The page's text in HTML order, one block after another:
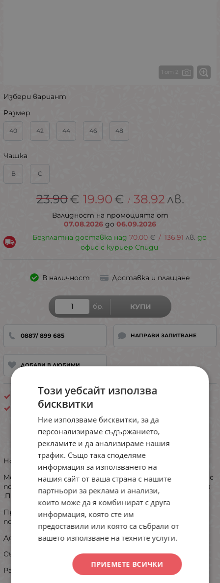
1 от 2
Избери вариант
Размер
40 42 44 46 48
Чашка
В С
23.90€ 19.90 € / 38.92лв.
Валидност на промоцията от
07.08.2026 до 06.09.2026
Безплатна доставка над 70.00 € / 136.91 лв. до
офис с куриер Спиди
В наличност Доставка и плащане
бр. КУПИ
0887/ 899 685 НАПРАВИ ЗАПИТВАНЕ
ДОБАВИ В ЛЮБИМИ
Твърда чашка
ИНФОРМАЦИЯ
Нов модел дамски бански от две части.
Моделът е с много интересно горнище - триъгълно- с
подплънка в страничната част,която прибира бюста
.Подплънката може да ся сваля.
Презрамката около брата се връзва ,както и
подгръдния колан.
Долнището е бразилиана с доста висока талия.
Състав: 82% полиамид и 18% еластан
Размери :
Този уебсайт използва
бисквитки
Ние използваме бисквитки, за да
персонализираме съдържанието,
рекламите и да анализираме нашия
трафик. Също така споделяме
информация за използването на
нашия сайт от ваша страна с нашите
партньори за реклама и анализи,
които може да я комбинират с друга
информация, която сте им
предоставили или която са събрали от
вашето използване на техните услуги.
ПРИЕМЕТЕ ВСИЧКИ